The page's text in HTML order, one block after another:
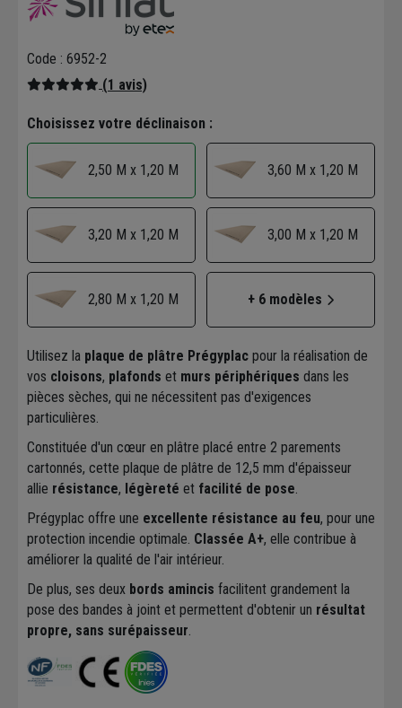
Code : 6952-2
(1 avis)
Choisissez votre déclinaison :
2,50 M x 1,20 M 3,60 M x 1,20 M
3,20 M x 1,20 M 3,00 M x 1,20 M
2,80 M x 1,20 M + 6 modèles
Utilisez la plaque de plâtre Prégyplac pour la réalisation de
vos cloisons, plafonds et murs périphériques dans les
pièces sèches, qui ne nécessitent pas d'exigences
particulières.
Constituée d'un cœur en plâtre placé entre 2 parements
cartonnés, cette plaque de plâtre de 12,5 mm d'épaisseur
allie résistance, légèreté et facilité de pose
Prégyplac offre une excellente résistance au feu, pour une
protection incendie optimale. Classée A+, elle contribue à
améliorer la qualité de l'air intérieur.
De plus, ses deux bords amincis facilitent grandement la
pose des bandes à joint et permettent d'obtenir un résultat
propre, sans surépaisseur